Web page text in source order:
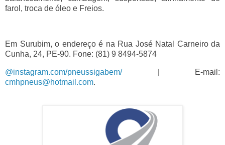
farol, troca de óleo e Freios.
Em Surubim, o endereço é na Rua José Natal Carneiro da
Cunha, 24, PE-90. Fone: (81) 9 8494-5874
@instagram.com/pneussigabem/| E-mail:
cmhpneus@hotmail.com.